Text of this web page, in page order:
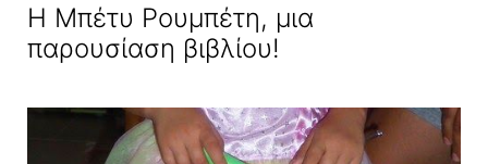
Η Μπέτυ Ρουμπέτη, μια
παρουσίαση βιβλίου!